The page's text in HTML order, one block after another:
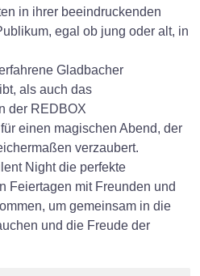
in ihrer beeindruckenden
egal ob jung oder alt, in
Gladbacher
als auch das
der REDBOX
einen magischen Abend, der
verzaubert.
Night die perfekte
Feiertagen mit Freunden und
um gemeinsam in die
und die Freude der